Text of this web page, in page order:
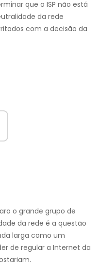
que o ISP não está
da rede
com a decisão da
o grande grupo de
da rede é a questão
larga como um
de regular a Internet da